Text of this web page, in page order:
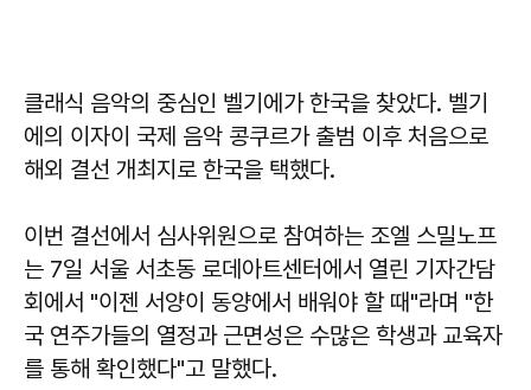
클래식 음악의 중심인 벨기에가 한국을 찾았다. 벨기
에의 이자이 국제 음악 콩쿠르가 출범 이후 처음으로
해외 결선 개최지로 한국을 택했다.
이번 결선에서 심사위원으로 참여하는 조엘 스밀노프
는 7일 서울 서초동 로데아트센터에서 열린 기자간담
회에서 "이젠 서양이 동양에서 배워야 할 때"라며 "한
국 연주가들의 열정과 근면성은 수많은 학생과 교육자
를 통해 확인했다"고 말했다.